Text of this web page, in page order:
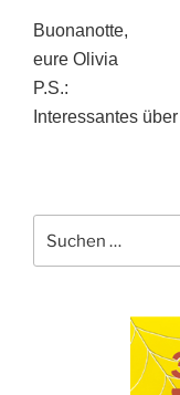
Buonanotte,
eure Olivia
P.S.:
Interessantes
nach: